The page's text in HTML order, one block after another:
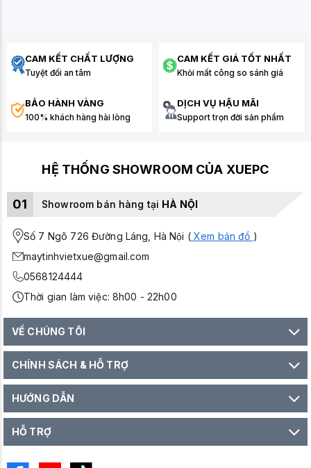
CAM KẾT CHẤT LƯỢNG
Tuyệt đối an tâm
CAM KẾT GIÁ TỐT NHẤT
Khỏi mất công so sánh giá
BẢO HÀNH VÀNG
100% khách hàng hài lòng
DỊCH VỤ HẬU MÃI
Support trọn đời sản phẩm
HỆ THỐNG SHOWROOM CỦA XUEPC
01 Showroom bán hàng tại HÀ NỘI
Số 7 Ngõ 726 Đường Láng, Hà Nội (Xem bản đồ )
maytinhvietxue@gmail.com
0568124444
Thời gian làm việc: 8h00 - 22h00
VỀ CHÚNG TÔI
CHÍNH SÁCH & HỖ TRỢ
HƯỚNG DẪN
HỖ TRỢ